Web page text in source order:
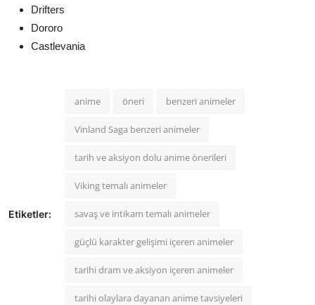
Drifters
Dororo
Castlevania
Etiketler:
anime öneri benzeri animeler
Vinland Saga benzeri animeler
tarih ve aksiyon dolu anime önerileri
Viking temalı animeler
savaş ve intikam temalı animeler
güçlü karakter gelişimi içeren animeler
tarihi dram ve aksiyon içeren animeler
tarihi olaylara dayanan anime tavsiyeleri